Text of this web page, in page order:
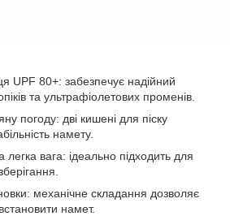
UPF 80+: забезпечує надійний
та ультрафіолетових променів.
погоду: дві кишені для піску
намету.
легка вага: ідеально підходить для
механічне складання дозволяє
намет.